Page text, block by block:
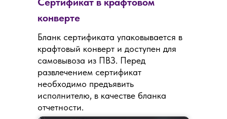
конверте
Бланк сертификата упаковывается в
крафтовый конверт и доступен для
самовывоза из ПВЗ. Перед
развлечением сертификат
необходимо предъявить
исполнителю, в качестве бланка
отчетности.